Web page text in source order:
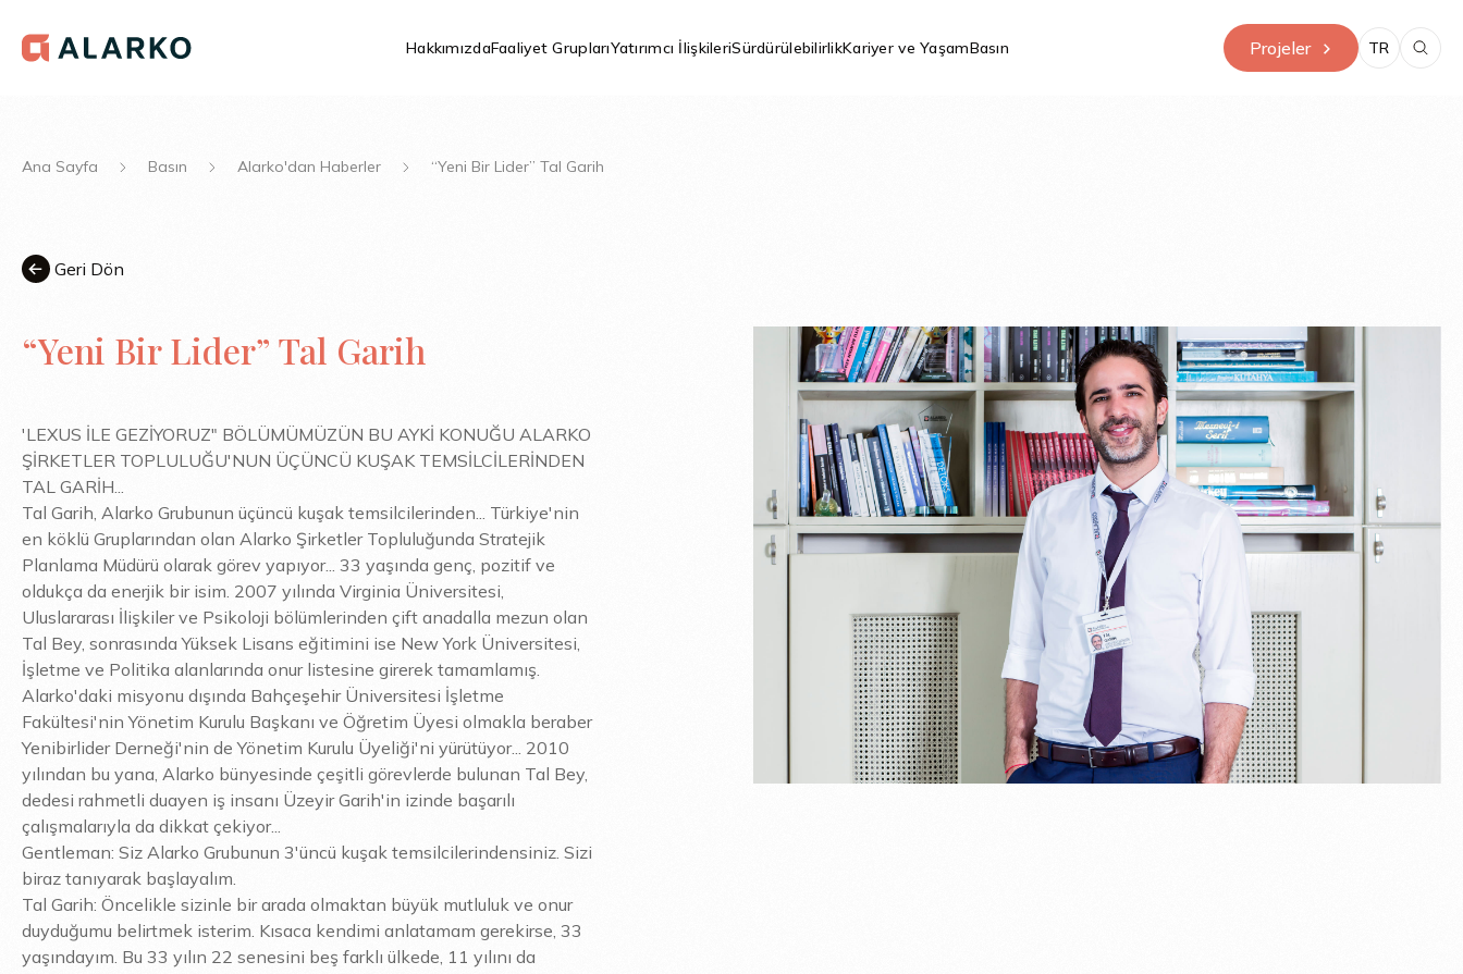
HakkımızdaFaaliyet GruplarıYatırımcı İlişkileriSürdürülebilirlikKariyer ve YaşamBasın Projeler TR
Ana Sayfa Basın Alarko'dan Haberler “Yeni Bir Lider” Tal Garih
Geri Dön
“Yeni Bir Lider” Tal Garih
'LEXUS İLE GEZİYORUZ" BÖLÜMÜMÜZÜN BU AYKİ KONUĞU ALARKO
ŞİRKETLER TOPLULUĞU'NUN ÜÇÜNCÜ KUŞAK TEMSİLCİLERİNDEN
TAL GARİH...
Tal Garih, Alarko Grubunun üçüncü kuşak temsilcilerinden... Türkiye'nin
en köklü Gruplarından olan Alarko Şirketler Topluluğunda Stratejik
Planlama Müdürü olarak görev yapıyor... 33 yaşında genç, pozitif ve
oldukça da enerjik bir isim. 2007 yılında Virginia Üniversitesi,
Uluslararası İlişkiler ve Psikoloji bölümlerinden çift anadalla mezun olan
Tal Bey, sonrasında Yüksek Lisans eğitimini ise New York Üniversitesi,
İşletme ve Politika alanlarında onur listesine girerek tamamlamış.
Alarko'daki misyonu dışında Bahçeşehir Üniversitesi İşletme
Fakültesi'nin Yönetim Kurulu Başkanı ve Öğretim Üyesi olmakla beraber
Yenibirlider Derneği'nin de Yönetim Kurulu Üyeliği'ni yürütüyor... 2010
yılından bu yana, Alarko bünyesinde çeşitli görevlerde bulunan Tal Bey,
dedesi rahmetli duayen iş insanı Üzeyir Garih'in izinde başarılı
çalışmalarıyla da dikkat çekiyor...
Gentleman: Siz Alarko Grubunun 3'üncü kuşak temsilcilerindensiniz. Sizi
biraz tanıyarak başlayalım.
Tal Garih: Öncelikle sizinle bir arada olmaktan büyük mutluluk ve onur
duyduğumu belirtmek isterim. Kısaca kendimi anlatamam gerekirse, 33
yaşındayım. Bu 33 yılın 22 senesini beş farklı ülkede, 11 yılını da